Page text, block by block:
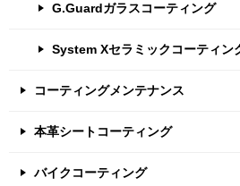
G.Guardガラスコーティング
System Xセラミックコーティン
コーティングメンテナンス
本革シートコーティング
バイクコーティング